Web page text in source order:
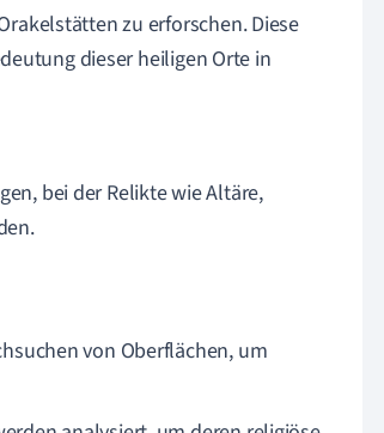
zu erforschen. Diese
dieser heiligen Orte in
bei der Relikte wie Altäre,
von Oberflächen, um